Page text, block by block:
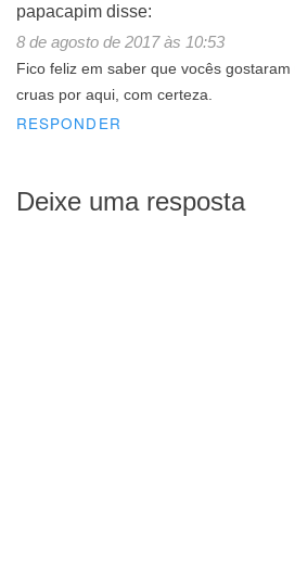
papacapim disse:
8 de agosto de 2017 às 10:53
Fico feliz em saber que vocês
cruas por aqui, com certeza.
RESPONDER
Deixe uma resposta